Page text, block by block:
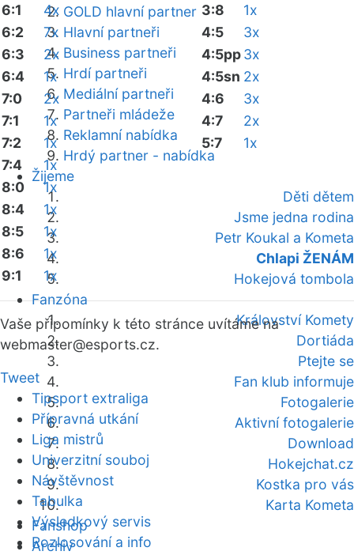
GOLD hlavní partner
Hlavní partneři
Business partneři
Hrdí partneři
Mediální partneři
Partneři mládeže
Reklamní nabídka
Hrdý partner - nabídka
Žijeme
Děti dětem
Jsme jedna rodina
Petr Koukal a Kometa
Chlapi ŽENÁM
Hokejová tombola
Fanzóna
Království Komety
Dortiáda
Ptejte se
Fan klub informuje
Fotogalerie
Aktivní fotogalerie
Download
Hokejchat.cz
Kostka pro vás
Karta Kometa
Fanshop
Archiv
6:1
4x
6:2
7x
6:3
2x
6:4
1x
7:0
2x
7:1
1x
7:2
1x
7:4
1x
8:0
1x
8:4
1x
8:5
1x
8:6
1x
9:1
1x
3:8
1x
4:5
3x
4:5pp3x
4:5sn 2x
4:6
3x
4:7
2x
5:7
1x
Vaše připomínky k této stránce uvítáme na
webmaster@esports.cz.
Tweet
Tipsport extraliga
Přípravná utkání
Liga mistrů
Univerzitní souboj
Návštěvnost
Tabulka
Výsledkový servis
Rozlosování a info